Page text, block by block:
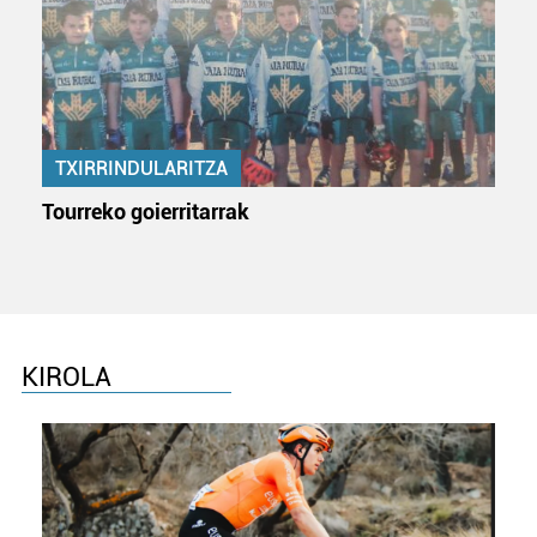
TXIRRINDULARITZA
Tourreko goierritarrak
KIROLA